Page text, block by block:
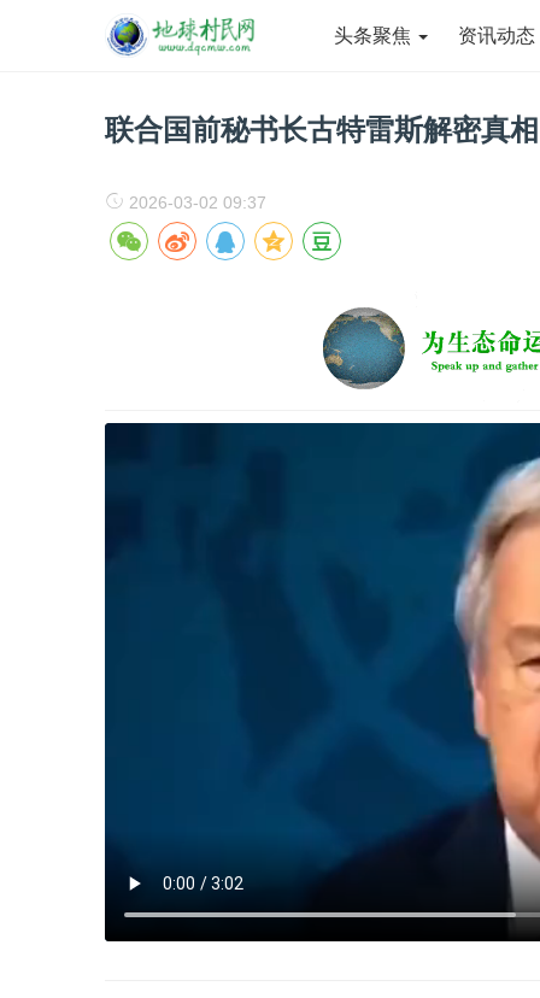
头条聚焦 资讯动态
联合国前秘书长古特雷斯解密真相
2026-03-02 09:37